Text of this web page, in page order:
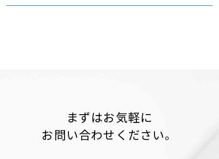
まずはお気軽に
お問い合わせください。